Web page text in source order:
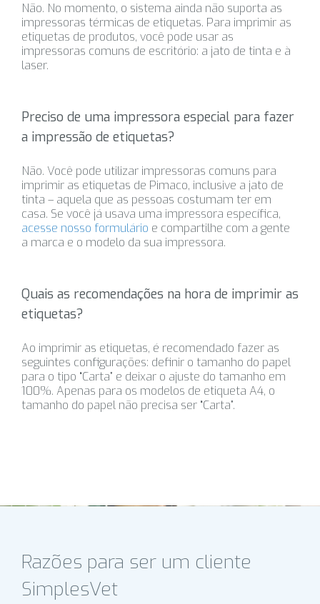
Não. No momento, o sistema ainda não suporta as
impressoras térmicas de etiquetas. Para imprimir as
etiquetas de produtos, você pode usar as
impressoras comuns de escritório: a jato de tinta e à
laser.
Preciso de uma impressora especial para fazer
a impressão de etiquetas?
Não. Você pode utilizar impressoras comuns para
imprimir as etiquetas de Pimaco, inclusive a jato de
tinta – aquela que as pessoas costumam ter em
casa. Se você já usava uma impressora específica,
acesse nosso formulário e compartilhe com a gente
a marca e o modelo da sua impressora.
Quais as recomendações na hora de imprimir as
etiquetas?
Ao imprimir as etiquetas, é recomendado fazer as
seguintes configurações: definir o tamanho do papel
para o tipo “Carta” e deixar o ajuste do tamanho em
100%. Apenas para os modelos de etiqueta A4, o
tamanho do papel não precisa ser “Carta”.
Razões para ser um cliente
SimplesVet